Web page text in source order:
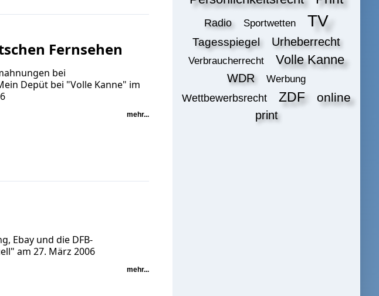
Fernsehen
bei
Depüt bei "Volle Kanne" im
mehr...
Ebay und die DFB-
am 27. März 2006
mehr...
Radio Sportwetten TV
Tagesspiegel Urheberrecht
Verbraucherrecht Volle Kanne
WDR Werbung
Wettbewerbsrecht ZDF online
print